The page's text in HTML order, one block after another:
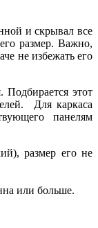
и скрывал все
размер. Важно,
не избежать его
Подбирается этот
Для каркаса
панелям
размер его не
или больше.